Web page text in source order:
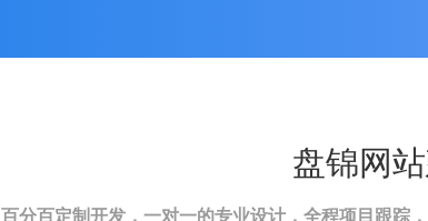
盘锦网
百分百定制开发，一对一的专业设计，全程项目跟踪